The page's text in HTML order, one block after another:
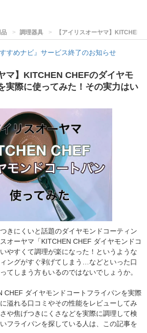
調理器具 【アイリスオーヤマ】KITCHEN
すすめナビ』サービス終了のお知らせ
マ】KITCHEN CHEFのダイヤモ
実際に使ってみた！その実力はい
きにくいと話題のダイヤモンドコーティン
オーヤマ「KITCHEN CHEF ダイヤモンドコ
やすくて調理が楽になった！というような
ングがすぐ剥げてしまう…などといった口
てしまう方もいるのではないでしょうか。
CHEF ダイヤモンドコートフライパンを実際
溢れる口コミやその性能をレビューしてみ
や焦げつきにくさなどを実際に調理して検
フライパンを探している人は、この記事を